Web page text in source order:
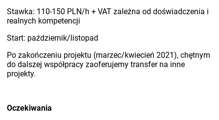
Stawka: 110-150 PLN/h + VAT zależna od doświadczenia i
realnych kompetencji
Start: październik/listopad
Po zakończeniu projektu (marzec/kwiecień 2021), chętnym
do dalszej współpracy zaoferujemy transfer na inne
projekty.
Oczekiwania